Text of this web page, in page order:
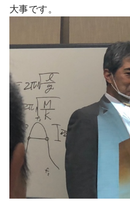
大事です。